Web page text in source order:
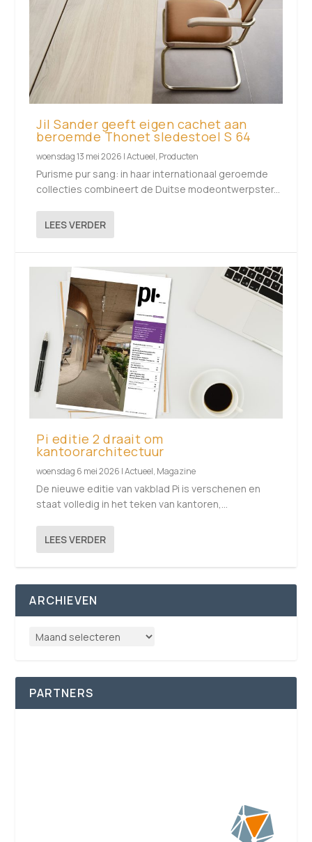
Jil Sander geeft eigen cachet aan
beroemde Thonet sledestoel S 64
woensdag 13 mei 2026 |Actueel, Producten
Purisme pur sang: in haar internationaal geroemde
collecties combineert de Duitse modeontwerpster...
LEES VERDER
Pi editie 2 draait om
kantoorarchitectuur
woensdag 6 mei 2026 |Actueel, Magazine
De nieuwe editie van vakblad Pi is verschenen en
staat volledig in het teken van kantoren,...
LEES VERDER
ARCHIEVEN
PARTNERS